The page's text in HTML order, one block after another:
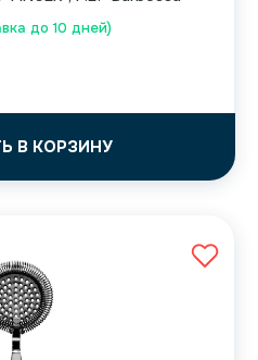
до 10 дней)
В КОРЗИНУ